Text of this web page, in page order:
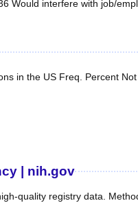
Would interfere with job/
in the US Freq. Percent
| nih.gov
quality registry data.